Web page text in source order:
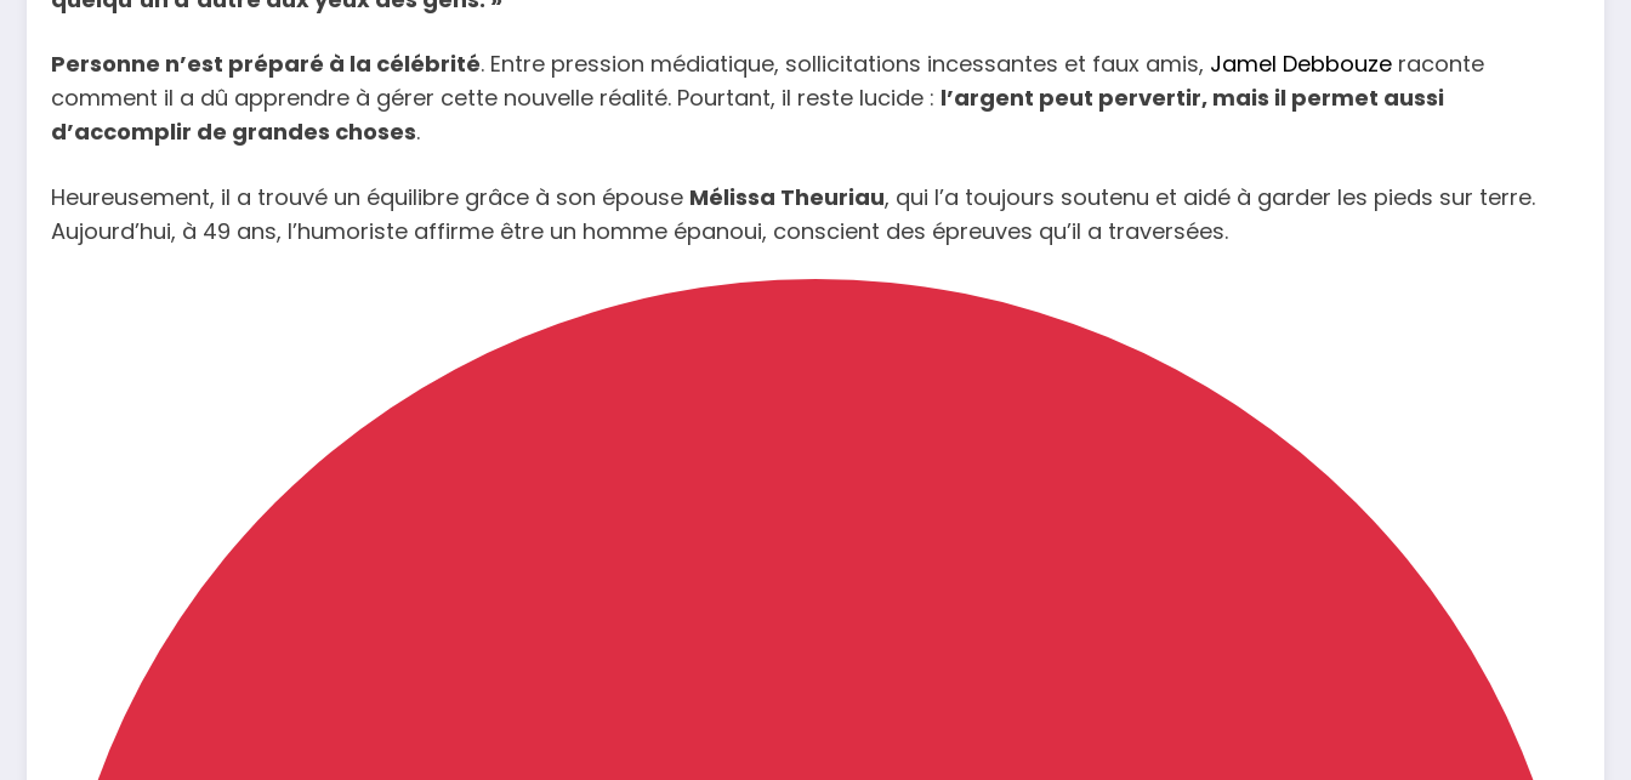
Personne n’est préparé à la célébrité. Entre pression médiatique, sollicitations incessantes et faux amis, Jamel Debbouze raconte
comment il a dû apprendre à gérer cette nouvelle réalité. Pourtant, il reste lucide : l’argent peut pervertir, mais il permet aussi
d’accomplir de grandes choses.
Heureusement, il a trouvé un équilibre grâce à son épouse Mélissa Theuriau, qui l’a toujours soutenu et aidé à garder les pieds sur terre.
Aujourd’hui, à 49 ans, l’humoriste affirme être un homme épanoui, conscient des épreuves qu’il a traversées.